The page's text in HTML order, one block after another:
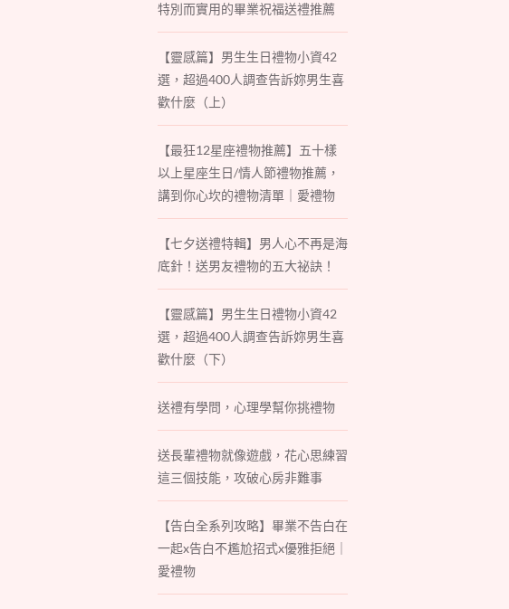
特別而實用的畢業祝福送禮推薦
【靈感篇】男生生日禮物小資42
選，超過400人調查告訴妳男生喜
歡什麼（上）
【最狂12星座禮物推薦】五十樣
以上星座生日/情人節禮物推薦，
講到你心坎的禮物清單｜愛禮物
【七夕送禮特輯】男人心不再是海
底針！送男友禮物的五大祕訣！
【靈感篇】男生生日禮物小資42
選，超過400人調查告訴妳男生喜
歡什麼（下）
送禮有學問，心理學幫你挑禮物
送長輩禮物就像遊戲，花心思練習
這三個技能，攻破心房非難事
【告白全系列攻略】畢業不告白在
一起x告白不尷尬招式x優雅拒絕｜
愛禮物